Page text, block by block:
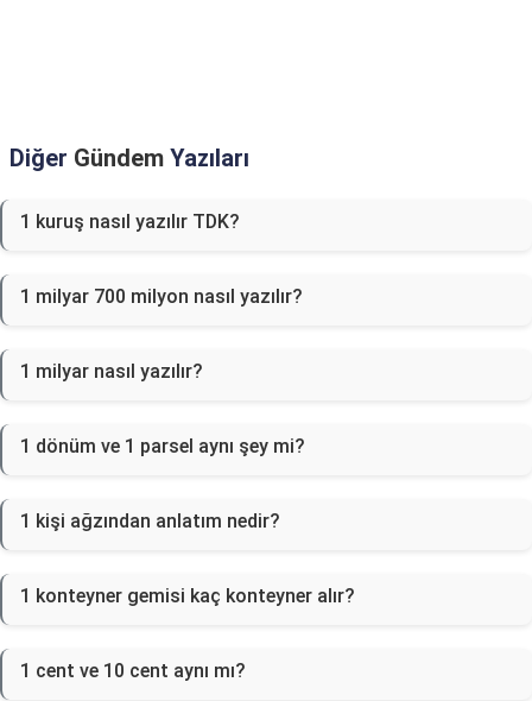
Diğer Gündem Yazıları
1 kuruş nasıl yazılır TDK?
1 milyar 700 milyon nasıl yazılır?
1 milyar nasıl yazılır?
1 dönüm ve 1 parsel aynı şey mi?
1 kişi ağzından anlatım nedir?
1 konteyner gemisi kaç konteyner alır?
1 cent ve 10 cent aynı mı?